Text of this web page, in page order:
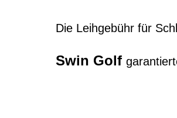
Die Leihgebühr für
Swin Golf